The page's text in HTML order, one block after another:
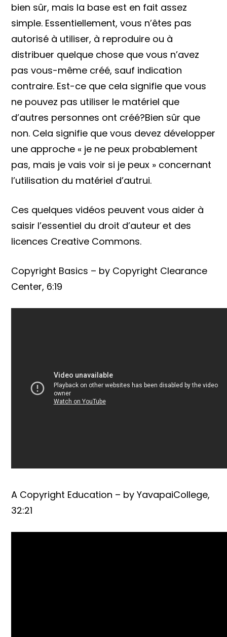
bien sûr, mais la base est en fait assez
simple. Essentiellement, vous n’êtes pas
autorisé à utiliser, à reproduire ou à
distribuer quelque chose que vous n’avez
pas vous-même créé, sauf indication
contraire. Est-ce que cela signifie que vous
ne pouvez pas utiliser le matériel que
d’autres personnes ont créé?Bien sûr que
non. Cela signifie que vous devez développer
une approche « je ne peux probablement
pas, mais je vais voir si je peux » concernant
l’utilisation du matériel d’autrui.
Ces quelques vidéos peuvent vous aider à
saisir l’essentiel du droit d’auteur et des
licences Creative Commons.
Copyright Basics – by Copyright Clearance
Center, 6:19
A Copyright Education – by YavapaiCollege,
32:21